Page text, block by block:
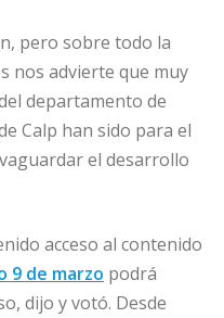
pero sobre todo la
nos advierte que muy
departamento de
Calp han sido para el
el desarrollo
acceso al contenido
9 de marzo podrá
dijo y votó. Desde